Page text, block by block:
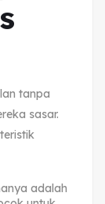
tanpa
sasar.
adalah